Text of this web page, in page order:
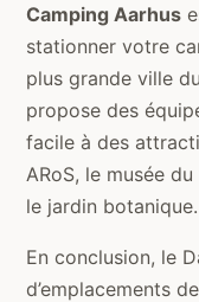
Camping Aarhus
stationner votre
plus grande ville
propose des
facile à des
ARoS, le musée
le jardin botanique.
En conclusion, le
d’emplacements